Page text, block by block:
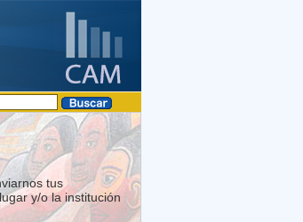
tus
y/o la institución